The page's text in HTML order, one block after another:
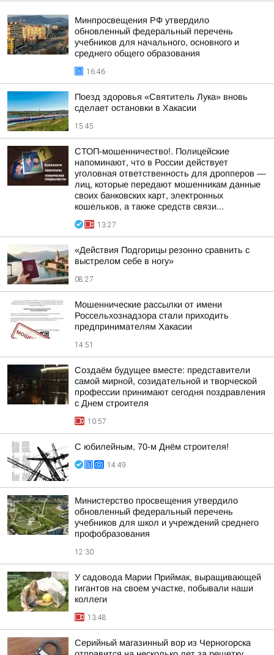
Минпросвещения РФ утвердило
обновленный федеральный перечень
учебников для начального, основного и
среднего общего образования
16:46
Поезд здоровья «Святитель Лука» вновь
сделает остановки в Хакасии
15:45
СТОП-мошенничество!. Полицейские
напоминают, что в России действует
уголовная ответственность для дропперов —
лиц, которые передают мошенникам данные
своих банковских карт, электронных
кошельков, а также средств связи...
13:27
«Действия Подгорицы резонно сравнить с
выстрелом себе в ногу»
08:27
Мошеннические рассылки от имени
Россельхознадзора стали приходить
предпринимателям Хакасии
14:51
Создаём будущее вместе: представители
самой мирной, созидательной и творческой
профессии принимают сегодня поздравления
с Днем строителя
10:57
С юбилейным, 70-м Днём строителя!
14:49
Министерство просвещения утвердило
обновленный федеральный перечень
учебников для школ и учреждений среднего
профобразования
12:30
У садовода Марии Приймак, выращивающей
гигантов на своем участке, побывали наши
коллеги
13:48
Серийный магазинный вор из Черногорска